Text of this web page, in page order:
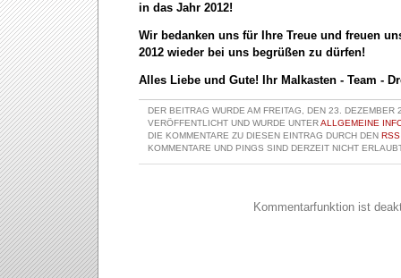
in das Jahr 2012!
Wir bedanken uns für Ihre Treue und freuen
2012 wieder bei uns begrüßen zu dürfen!
Alles Liebe und Gute! Ihr Malkasten - Team -
DER BEITRAG WURDE AM FREITAG, DEN 23. DEZEMBER
VERÖFFENTLICHT UND WURDE UNTERALLGEMEINE
DIE KOMMENTARE ZU DIESEN EINTRAG DURCH DEN
KOMMENTARE UND PINGS SIND DERZEIT NICHT
Kommentarfunktion ist